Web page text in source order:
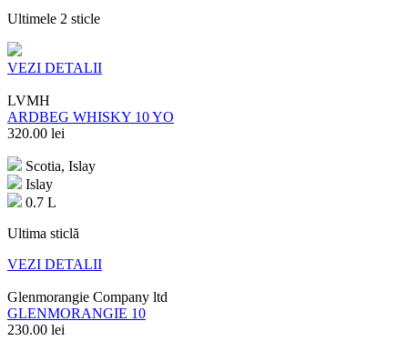
Ultimele 2 sticle
VEZI DETALII
LVMH
ARDBEG WHISKY 10 YO
320.00 lei
Scotia, Islay
Islay
0.7 L
Ultima sticlă
VEZI DETALII
Glenmorangie Company ltd
GLENMORANGIE 10
230.00 lei